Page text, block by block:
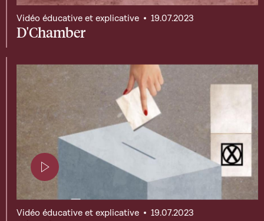
Page contenant une vidéo
D'Chamber
Vidéo éducative et explicative 19.07.2023
Page contenant une vidéo
Vidéo éducative et explicative 19.07.2023